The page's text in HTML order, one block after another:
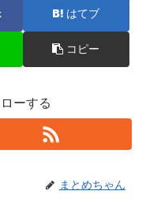
はてブ
コピー
ーする
まとめちゃん